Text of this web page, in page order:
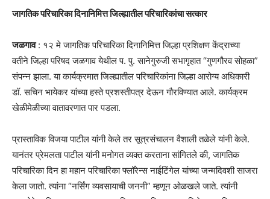
जागतिक परिचारिका दिनानिमित्त जिल्ह्यातील परिचारिकांचा सत्कार
जळगाव: १२ मे जागतिक परिचारिका दिनानिमित्त जिल्हा प्रशिक्षण केंद्राच्या
वतीने जिल्हा परिषद जळगाव येथील प. पु. सानेगुरुजी सभागृहात “गुणगौरव सोहळा”
संपन्न झाला. या कार्यक्रमात जिल्ह्यातील परिचारिकांना जिल्हा आरोग्य अधिकारी
डॉ. सचिन भायेकर यांच्या हस्ते प्रशस्तीपत्र देऊन गौरविण्यात आले. कार्यक्रम
खेळीमेळीच्या वातावरणात पार पडला.
प्रास्ताविक विजया पाटील यांनी केले तर सूत्रसंचालन वैशाली तळेले यांनी केले.
यानंतर प्रेमलता पाटील यांनी मनोगत व्यक्त करताना सांगितले की, जागतिक
परिचारिका दिन हा महान परिचारिका फ्लॉरेन्स नाईटिंगेल यांच्या जन्मदिवशी साजरा
केला जातो. त्यांना “नर्सिंग व्यवसायाची जननी” म्हणून ओळखले जाते. त्यांनी